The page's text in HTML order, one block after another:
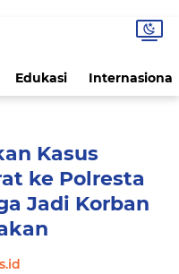
Edukasi Internasional
Kasus
ke Polresta
Jadi Korban